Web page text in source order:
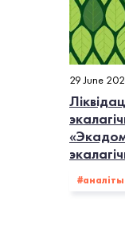
29 June